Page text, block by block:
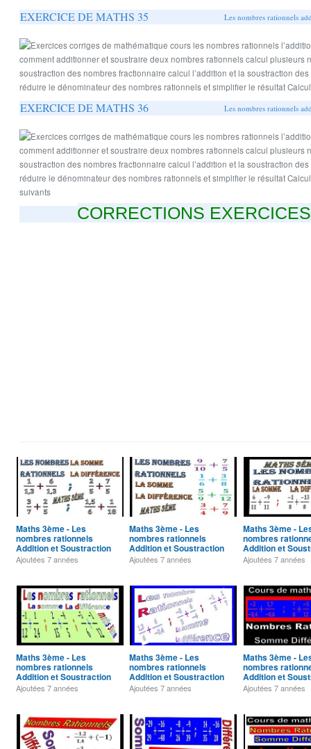
EXERCICE DE MATHS 35 Les nombres rationnels
EXERCICE DE MATHS 36 Les nombres rationnels
CORRECTIONS
Maths 3ème - Les
nombres rationnels
Addition et Soustraction
Exercice 36
Ajoutées 7 années
Maths 3ème - Les
nombres rationnels
Addition et Soustraction
Exercice 35
Ajoutées7 années
Maths 3ème -
nombres
Addition et
Exercice 34
Ajoutées 7 années
Maths 3ème - Les
nombres rationnels
Addition et Soustraction
Exercice 32
Ajoutées 7 années
Maths 3ème - Les
nombres rationnels
Addition et Soustraction
Exercice 31
Ajoutées7 années
Maths 3ème -
nombres
Addition et
Exercice 30
Ajoutées 7 années